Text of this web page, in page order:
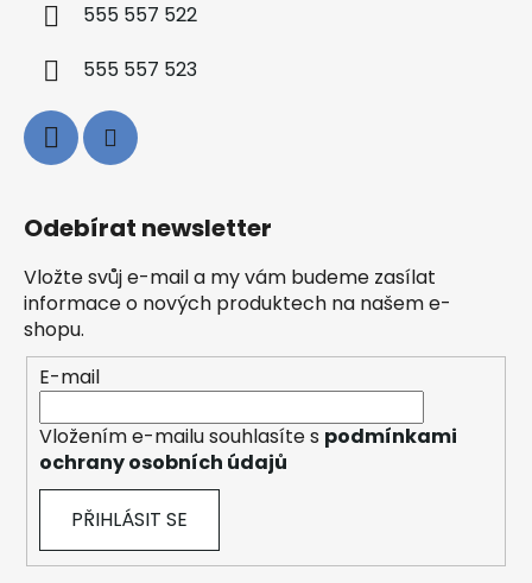
555 557 522
555 557 523
Odebírat newsletter
Vložte svůj e-mail a my vám budeme zasílat
informace o nových produktech na našem e-
shopu.
E-mail
Vložením e-mailu souhlasíte s podmínkami
ochrany osobních údajů
PŘIHLÁSIT SE